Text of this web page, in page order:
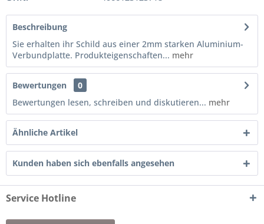
Beschreibung
Sie erhalten ihr Schild aus einer 2mm starken Aluminium-
Verbundplatte. Produkteigenschaften... mehr
Bewertungen
0
Bewertungen lesen, schreiben und diskutieren... mehr
Ähnliche Artikel
Kunden haben sich ebenfalls angesehen
Service Hotline